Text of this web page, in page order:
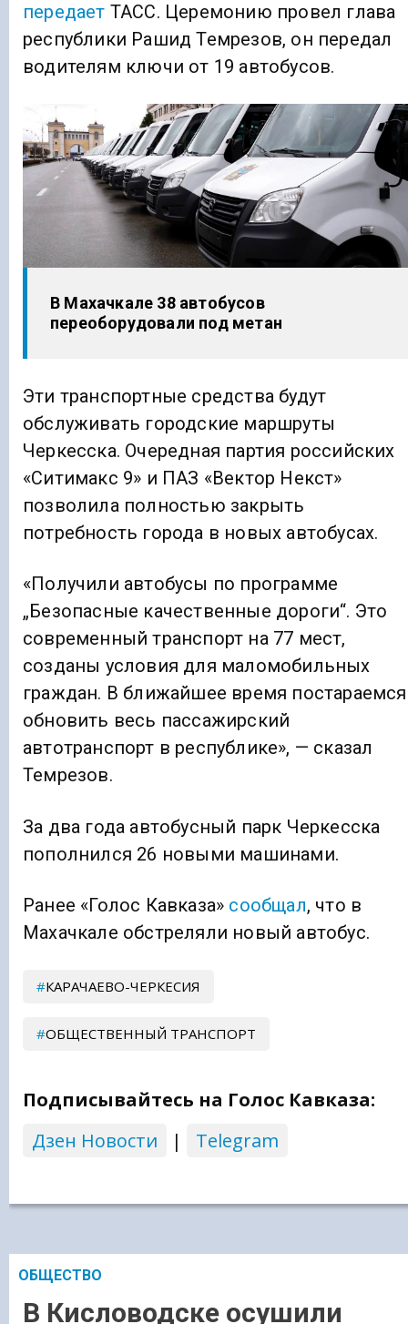
передает ТАСС. Церемонию провел глава
республики Рашид Темрезов, он передал
водителям ключи от 19 автобусов.
В Махачкале 38 автобусов
переоборудовали под метан
Эти транспортные средства будут
обслуживать городские маршруты
Черкесска. Очередная партия российских
«Ситимакс 9» и ПАЗ «Вектор Некст»
позволила полностью закрыть
потребность города в новых автобусах.
«Получили автобусы по программе
„Безопасные качественные дороги“. Это
современный транспорт на 77 мест,
созданы условия для маломобильных
граждан. В ближайшее время постараемся
обновить весь пассажирский
автотранспорт в республике», — сказал
Темрезов.
За два года автобусный парк Черкесска
пополнился 26 новыми машинами.
Ранее «Голос Кавказа» сообщал, что в
Махачкале обстреляли новый автобус.
КАРАЧАЕВО-ЧЕРКЕСИЯ
ОБЩЕСТВЕННЫЙ ТРАНСПОРТ
Подписывайтесь на Голос Кавказа:
Дзен Новости
| Telegram
ОБЩЕСТВО
В Кисловодске осушили